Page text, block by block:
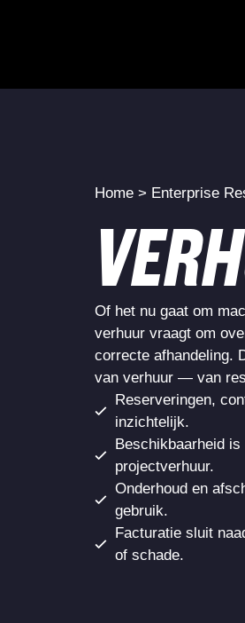
Home > Enterprise
Of het nu gaat om
verhuur vraagt om
correcte afhandeling.
van verhuur — van
Reserveringen,
inzichtelijk.
Beschikbaarheid
projectverhuur.
Onderhoud en
gebruik.
Facturatie sluit
of schade.